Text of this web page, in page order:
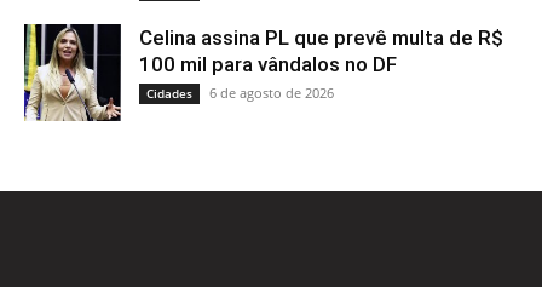
Celina assina PL que prevê multa de R$
100 mil para vândalos no DF
Cidades 6 de agosto de 2026